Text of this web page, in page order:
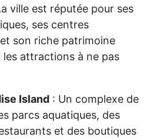
ville est réputée pour ses
ses centres
son riche patrimoine
les attractions à ne pas
Island: Un complexe de
parcs aquatiques, des
et des boutiques